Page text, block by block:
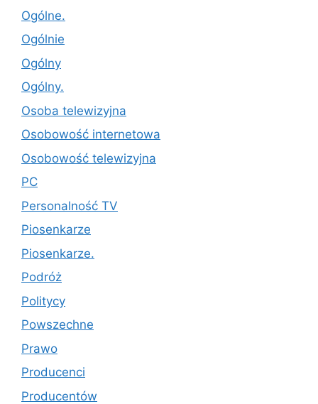
Ogólne.
Ogólnie
Ogólny
Ogólny.
Osoba telewizyjna
Osobowość internetowa
Osobowość telewizyjna
PC
Personalność TV
Piosenkarze
Piosenkarze.
Podróż
Politycy
Powszechne
Prawo
Producenci
Producentów